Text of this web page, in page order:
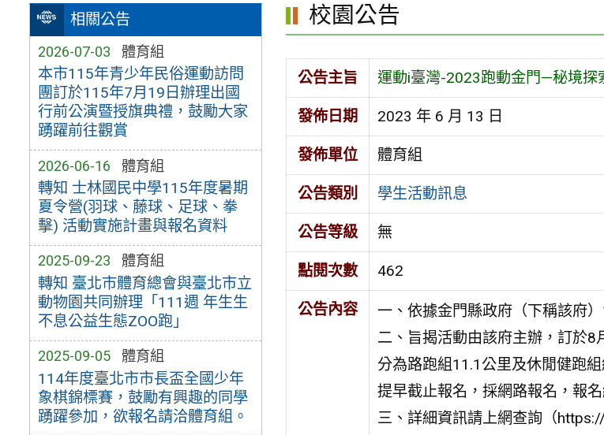
相關公告
2026-07-03 體育組
本市115年青少年民俗運動訪問
團訂於115年7月19日辦理出國
行前公演暨授旗典禮，鼓勵大家
踴躍前往觀賞
2026-06-16 體育組
轉知 士林國民中學115年度暑期
夏令營(羽球、藤球、足球、拳
擊) 活動實施計畫與報名資料
2025-09-23 體育組
轉知 臺北市體育總會與臺北市立
動物園共同辦理「111週 年生生
不息公益生態ZOO跑」
2025-09-05 體育組
114年度臺北市市長盃全國少年
象棋錦標賽，鼓勵有興趣的同學
踴躍參加，欲報名請洽體育組。
校園公告
公告主旨 運動i臺灣-2023跑動金門—秘境探
發佈日期 2023 年 6 月 13 日
發佈單位 體育組
公告類別 學生活動訊息
公告等級 無
點閱次數 462
公告內容
一、依據金門縣政府（下稱該府
二、旨揭活動由該府主辦，訂於8
分為路跑組11.1公里及休閒健跑
提早截止報名，採網路報名，報
三、詳細資訊請上網查詢（